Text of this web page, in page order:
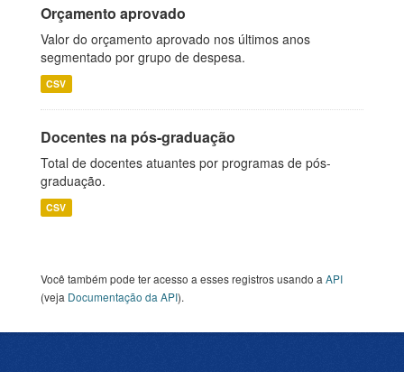
Orçamento aprovado
Valor do orçamento aprovado nos últimos anos
segmentado por grupo de despesa.
CSV
Docentes na pós-graduação
Total de docentes atuantes por programas de pós-
graduação.
CSV
Você também pode ter acesso a esses registros usando a API
(veja Documentação da API).